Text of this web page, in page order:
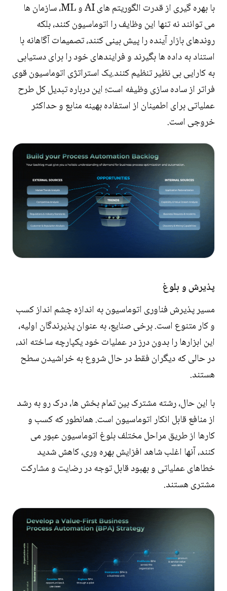
با بهره گیری از قدرت الگوریتم های AI و ML، سازمان ها
می توانند نه تنها این وظایف را اتوماسیون کنند، بلکه
روندهای بازار آینده را پیش بینی کنند، تصمیمات آگاهانه با
استناد به داده ها بگیرند و فرایندهای خود را برای دستیابی
به کارایی بی نظیر تنظیم کنند.یک استراتژی اتوماسیون قوی
فراتر از ساده سازی وظیفه است؛ این درباره تبدیل کل طرح
عملیاتی برای اطمینان از استفاده بهینه منابع و حداکثر
خروجی است.
پذیرش و بلوغ
مسیر پذیرش فناوری اتوماسیون به اندازه چشم انداز کسب
و کار متنوع است. برخی صنایع، به عنوان پذیرندگان اولیه،
این ابزارها را بدون درز در عملیات خود یکپارچه ساخته اند،
در حالی که دیگران فقط در حال شروع به خراشیدن سطح
هستند.
با این حال، رشته مشترک بین تمام بخش ها، درک رو به رشد
از منافع قابل انکار اتوماسیون است. همانطور که کسب و
کارها از طریق مراحل مختلف بلوغ اتوماسیون عبور می
کنند، آنها اغلب شاهد افزایش بهره وری، کاهش شدید
خطاهای عملیاتی و بهبود قابل توجه در رضایت و مشارکت
مشتری هستند.